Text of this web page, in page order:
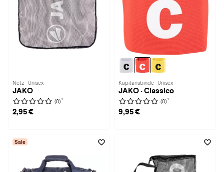
Netz · Unisex
JAKO
(0) 1
2,95 €
Kapitänsbinde · Unisex
JAKO · Classico
(0) 1
9,95 €
Sale